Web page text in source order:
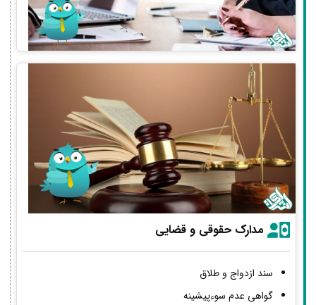
مدارک حقوقی و قضایی
سند ازدواج و طلاق
گواهی عدم سوءپیشینه